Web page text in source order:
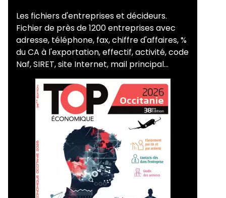
Les fichiers d'entreprises et décideurs.
Fichier de près de 1200 entreprises avec
adresse, téléphone, fax, chiffre d'affaires, %
du CA à l'exportation, effectif, activité, code
Naf, SIRET, site Internet, mail principal...